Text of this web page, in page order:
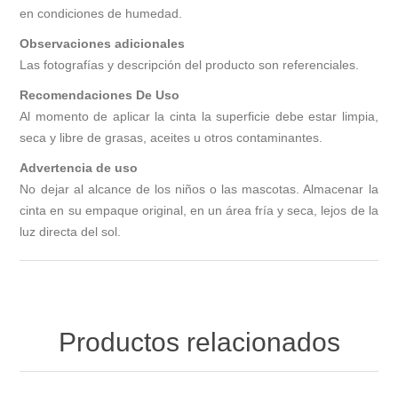
en condiciones de humedad.
Observaciones adicionales
Las fotografías y descripción del producto son referenciales.
Recomendaciones De Uso
Al momento de aplicar la cinta la superficie debe estar limpia,
seca y libre de grasas, aceites u otros contaminantes.
Advertencia de uso
No dejar al alcance de los niños o las mascotas. Almacenar la
cinta en su empaque original, en un área fría y seca, lejos de la
luz directa del sol.
Productos relacionados